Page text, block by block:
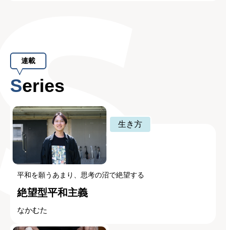
連載
Series
生き方
平和を願うあまり、思考の沼で絶望する
絶望型平和主義
なかむた